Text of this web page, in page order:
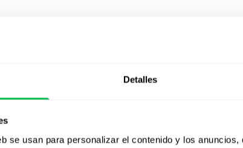
Detalles
se usan para personalizar el contenido y los